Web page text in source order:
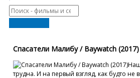
Спасатели Малибу / Baywatch (2017)
трудна. И на первый взгляд, как будто